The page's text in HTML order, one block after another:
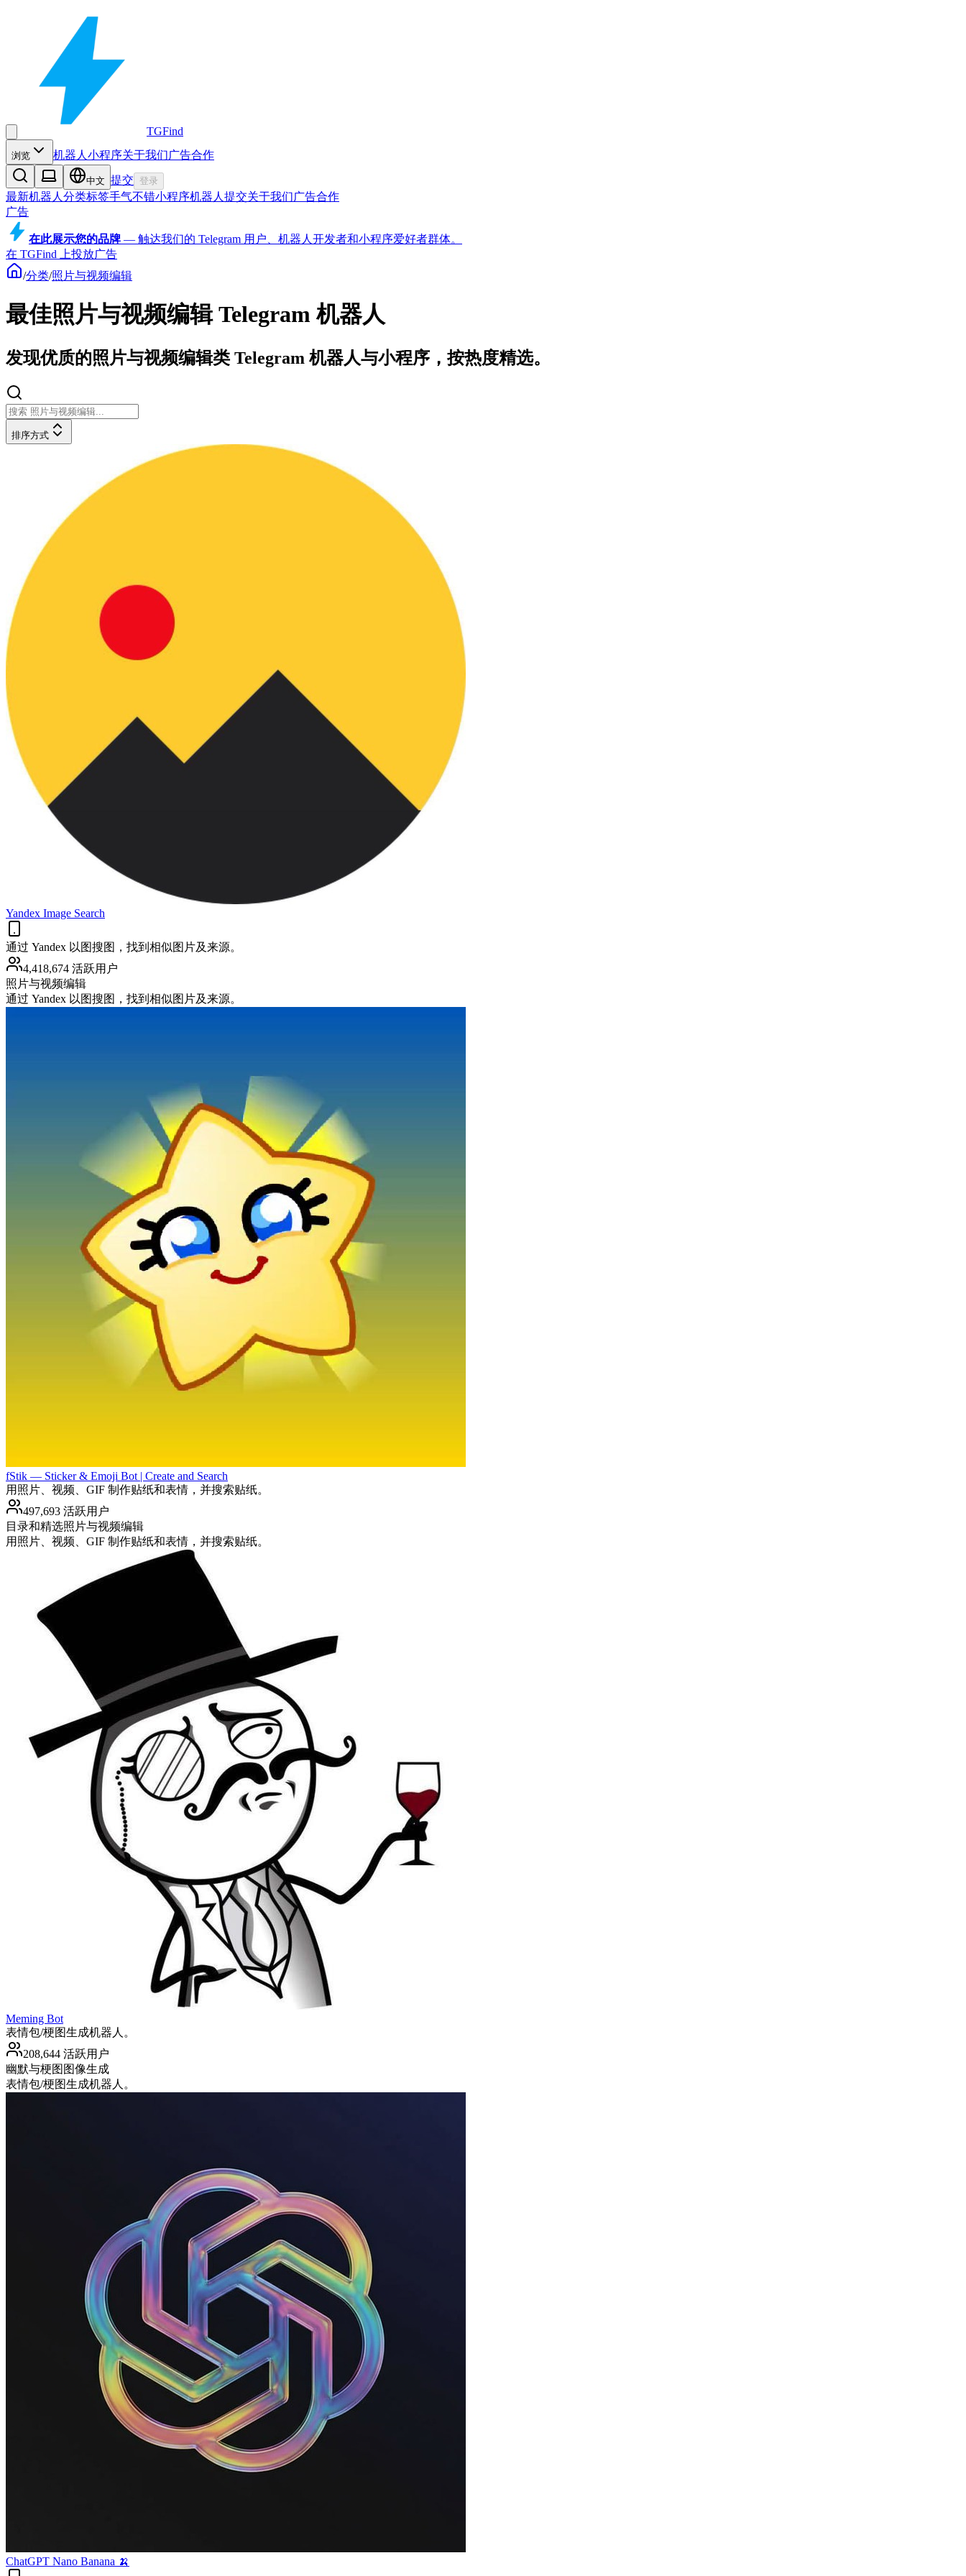
TGFind
浏览 机器人 小程序关于我们广告合作
中文 提交 登录
最新机器人 分类标签手气不错小程序机器人 提交关于我们广告合作
广告
在此展示您的品牌 — 触达我们的 Telegram 用户、机器人开发者和小程序爱好者群体。
在 TGFind 上投放广告
/分类/照片与视频编辑
最佳照片与视频编辑 Telegram 机器人
发现优质的照片与视频编辑类 Telegram 机器人与小程序，按热度精选。
排序方式
Yandex Image Search
通过 Yandex 以图搜图，找到相似图片及来源。
4,418,674 活跃用户
照片与视频编辑
通过 Yandex 以图搜图，找到相似图片及来源。
fStik — Sticker & Emoji Bot | Create and Search
用照片、视频、GIF 制作贴纸和表情，并搜索贴纸。
497,693 活跃用户
目录和精选照片与视频编辑
用照片、视频、GIF 制作贴纸和表情，并搜索贴纸。
Meming Bot
表情包/梗图生成机器人。
208,644 活跃用户
幽默与梗图 图像生成
表情包/梗图生成机器人。
ChatGPT Nano Banana 🍌